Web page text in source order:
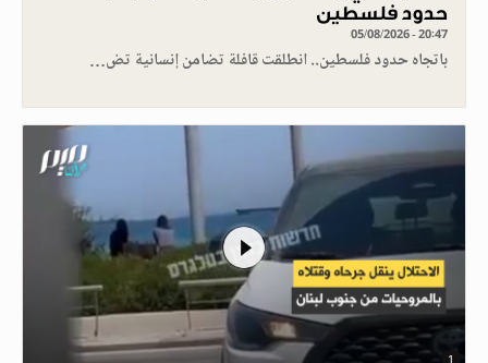
حدود فلسطين
05/08/2026 - 20:47
باتجاه حدود فلسطين.. انطلقت قافلة تضامن إنسانية تض…
1